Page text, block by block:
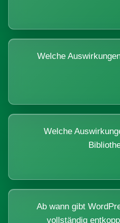
Welche
Welche
Ab wann gibt
vollständig